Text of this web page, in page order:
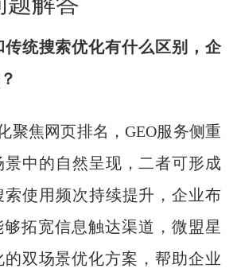
统搜索优化有什么区别，企
聚焦网页排名，GEO服务侧重
中的自然呈现，二者可形成
使用频次持续提升，企业布
够拓宽信息触达渠道，微盟星
的双场景优化方案，帮助企业